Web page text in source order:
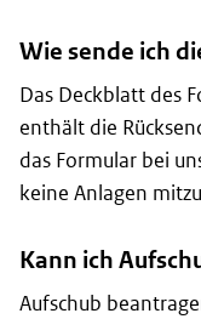
Wie sende ich
Das Deckblatt des
enthält die
das Formular bei
keine Anlagen
Kann ich
Aufschub